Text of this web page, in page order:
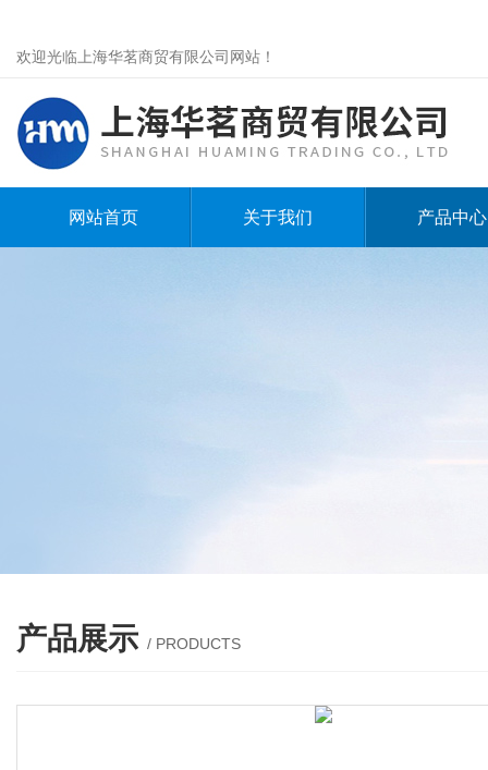
欢迎光临上海华茗商贸有限公司网站！
网站首页 关于我们 产品中心
产品展示 / PRODUCTS